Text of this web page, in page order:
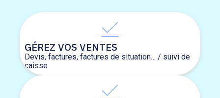
GÉREZ VOS VENTES
Devis, factures, factures de situation… / suivi de
caisse